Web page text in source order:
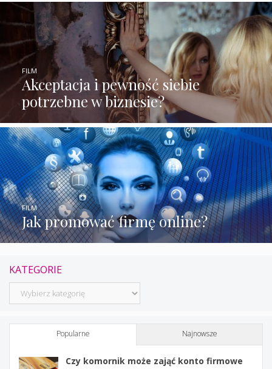
Akceptacja i pewność siebie
potrzebne w biznesie?
FILM
Jak promować firmę online?
FILM
KATEGORIE
Kategorie
Popularne Najnowsze
Czy komornik może zająć konto firmowe